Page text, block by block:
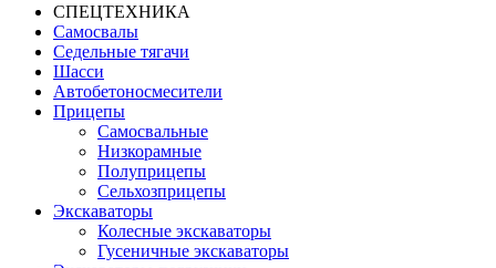
СПЕЦТЕХНИКА
Самосвалы
Седельные тягачи
Шасси
Автобетоно­смесители
Прицепы
Самосвальные
Низкорамные
Полуприцепы
Сельхозприцепы
Экскаваторы
Колесные экскаваторы
Гусеничные экскаваторы